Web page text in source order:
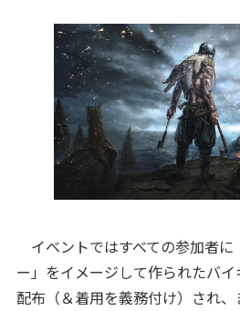
イベントではすべての参加者に
ー」をイメージして作られたバ
配布（＆着用を義務付け）され